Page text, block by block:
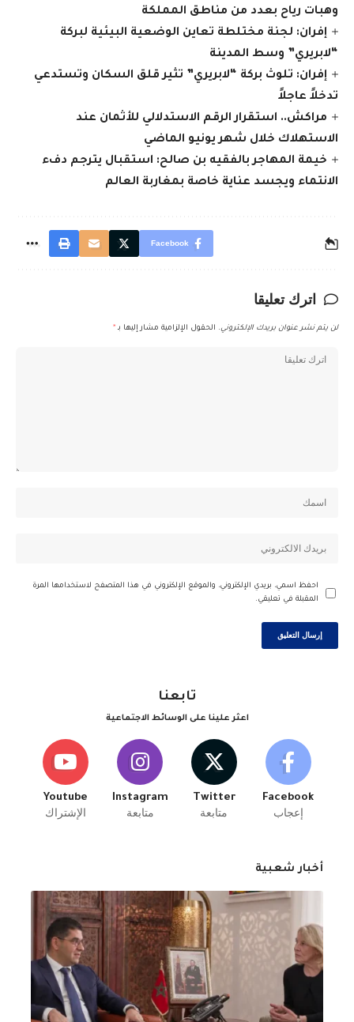
وهبات رياح بعدد من مناطق المملكة
إفران: لجنة مختلطة تعاين الوضعية البيئية لبركة
“لابريري” وسط المدينة
إفران: تلوث بركة “لابريري” تثير قلق السكان وتستدعي
تدخلاً عاجلاً
مراكش.. استقرار الرقم الاستدلالي للأثمان عند
الاستهلاك خلال شهر يونيو الماضي
خيمة المهاجر بالفقيه بن صالح: استقبال يترجم دفء
الانتماء ويجسد عناية خاصة بمغاربة العالم
Facebook
اترك تعليقا
لن يتم نشر عنوان بريدك الإلكتروني. الحقول الإلزامية مشار إليها بـ *
احفظ اسمي، بريدي الإلكتروني، والموقع الإلكتروني في هذا المتصفح لاستخدامها المرة
المقبلة في تعليقي.
تابعنا
اعثر علينا على الوسائط الاجتماعية
Facebook
إعجاب
Twitter
متابعة
Instagram
متابعة
Youtube
الإشتراك
أخبار شعبية